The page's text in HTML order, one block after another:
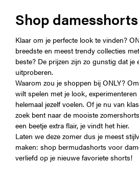
Shop
Klaar om je perfecte look te vinden?
breedste en meest trendy collecties
beste? De prijzen zijn zo gunstig dat je
uitproberen.
Waarom zou je shoppen bij ONLY?
wilt spelen met je look,
helemaal jezelf voelen. Of je nu van
zoek bent naar de mooiste
een beetje extra flair, je vindt het hier.
Laten we deze zomer dus je meest
maken: shop bermudashorts voor
verliefd op je nieuwe favoriete shorts!